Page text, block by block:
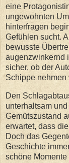
eine
ungewohnten
hinterfragen
Gefühlen sucht.
bewusste
augenzwinkernd
sicher, ob der
Schippe nehmen
Den
unterhaltsam
Gemütszustand
erwartet, dass
Doch das
Geschichte
schöne